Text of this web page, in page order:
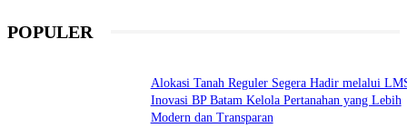
POPULER
Alokasi Tanah Reguler Segera Hadir melalui
Inovasi BP Batam Kelola Pertanahan yang Lebih
Modern dan Transparan